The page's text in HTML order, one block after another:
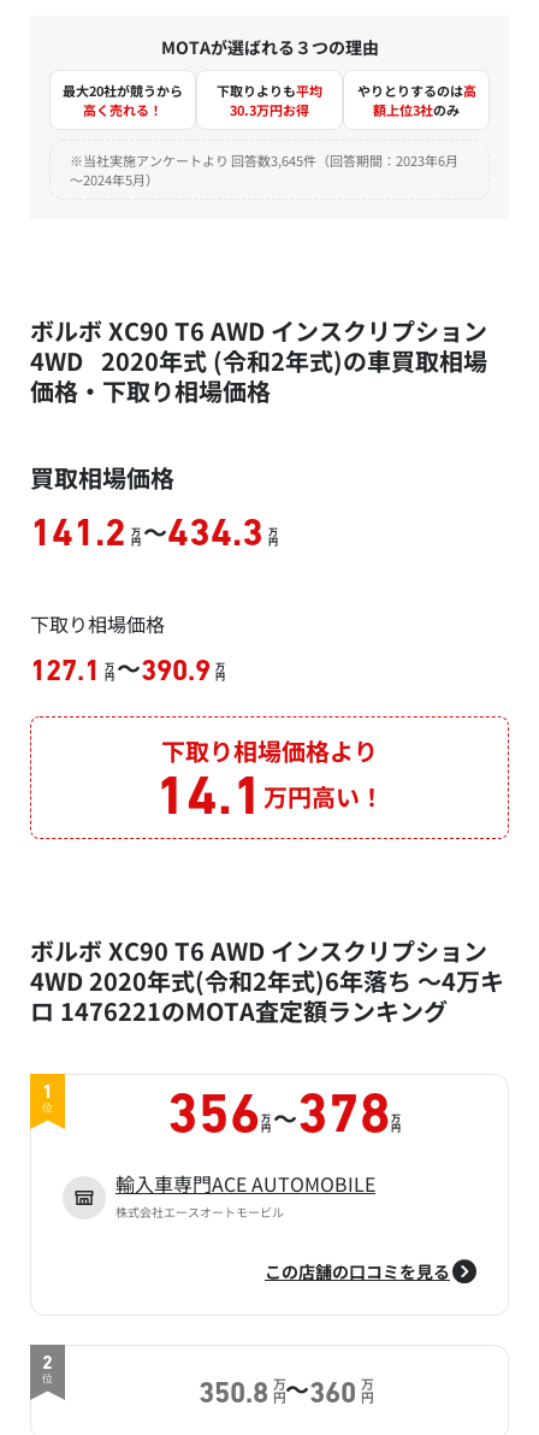
MOTAが選ばれる３つの理由
最大20社が競うから
高く売れる！
下取りよりも平均
30.3万円お得
やりとりするのは高
額上位3社のみ
※当社実施アンケートより 回答数3,645件（回答期間：2023年6月
～2024年5月）
ボルボ XC90 T6 AWD インスクリプション
4WD 2020年式 (令和2年式)の車買取相場
価格・下取り相場価格
買取相場価格
141.2 万
円 ～434.3 万
円
下取り相場価格
127.1 万
円 ～390.9 万
円
下取り相場価格より
14.1 万円高い！
ボルボ XC90 T6 AWD インスクリプション
4WD 2020年式(令和2年式)6年落ち ～4万キ
ロ 1476221のMOTA査定額ランキング
1
位 356万
円 ～378万
円
輸入車専門ACE AUTOMOBILE
株式会社エースオートモービル
この店舗の口コミを見る
2
位
350.8 万
円～360 万
円